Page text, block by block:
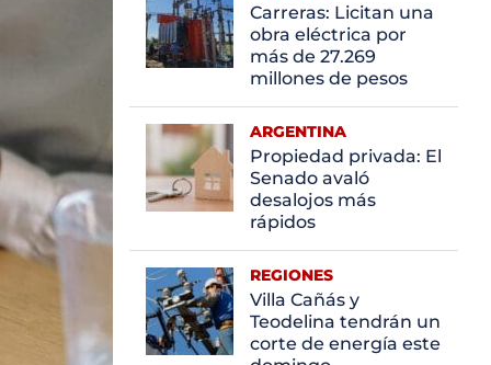
Carreras: Licitan una
obra eléctrica por
más de 27.269
millones de pesos
ARGENTINA
Propiedad privada: El
Senado avaló
desalojos más
rápidos
REGIONES
Villa Cañás y
Teodelina tendrán un
corte de energía este